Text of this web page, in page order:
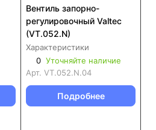
Вентиль запорно-
регулировочный Valtec
(VT.052.N)
Характеристики
0 Уточняйте наличие
Арт. VT.052.N.04
Подробнее